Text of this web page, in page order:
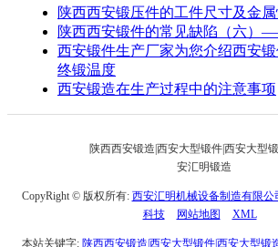
陕西西安锻压件的工件尺寸及金
陕西西安锻件的常见缺陷（六）
西安锻件生产厂家为您介绍西安
终锻温度
西安锻造在生产过程中的注意事项
陕西西安锻造|西安大型锻件|西安大型锻造
安汇明锻造
CopyRight © 版权所有: 西安汇明机械设备制造有限公
科技
网站地图 XML
本站关键字: 陕西西安锻造|西安大型锻件|西安大型锻